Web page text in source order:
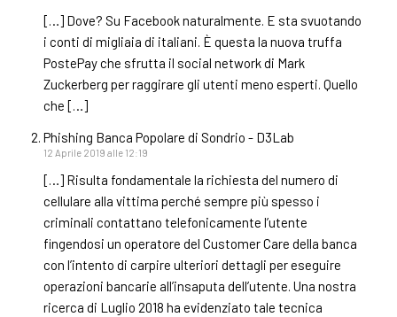
[…] Dove? Su Facebook naturalmente. E sta svuotando
i conti di migliaia di italiani. È questa la nuova truffa
PostePay che sfrutta il social network di Mark
Zuckerberg per raggirare gli utenti meno esperti. Quello
che […]
Phishing Banca Popolare di Sondrio - D3Lab
12 Aprile 2019 alle 12:19
[…] Risulta fondamentale la richiesta del numero di
cellulare alla vittima perché sempre più spesso i
criminali contattano telefonicamente l’utente
fingendosi un operatore del Customer Care della banca
con l’intento di carpire ulteriori dettagli per eseguire
operazioni bancarie all’insaputa dell’utente. Una nostra
ricerca di Luglio 2018 ha evidenziato tale tecnica